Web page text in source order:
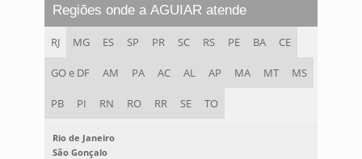
Regiões onde a AGUIAR atende
RJ MG ES SP PR SC RS PE BA CE
GO e DF AM PA AC AL AP MA MT MS
PB PI RN RO RR SE TO
Rio de Janeiro
São Gonçalo